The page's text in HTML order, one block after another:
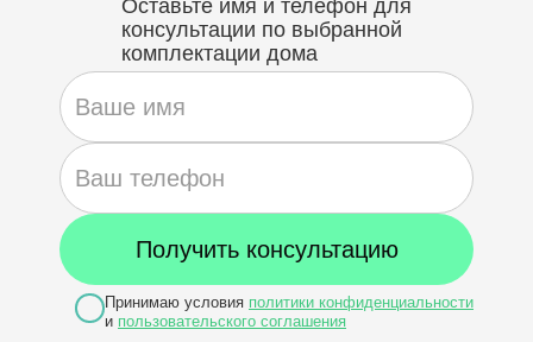
Оставьте имя и телефон для
консультации по выбранной
комплектации дома
Принимаю условия политики конфиденциальности
и пользовательского соглашения